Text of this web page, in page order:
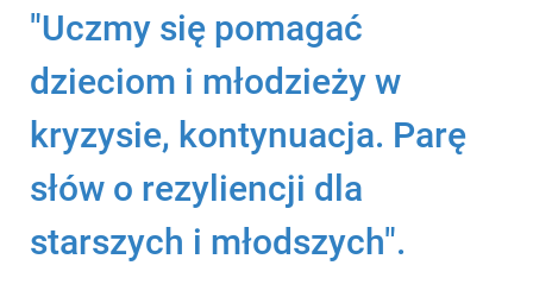
"Uczmy się pomagać
dzieciom i młodzieży w
kryzysie, kontynuacja. Parę
słów o rezyliencji dla
starszych i młodszych".